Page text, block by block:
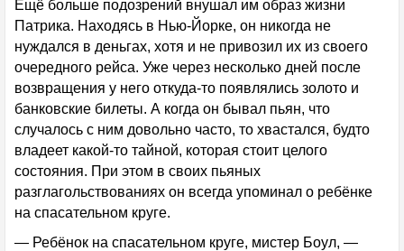
Ещё больше подозрений внушал им образ жизни
Патрика. Находясь в Нью-Йорке, он никогда не
нуждался в деньгах, хотя и не привозил их из своего
очередного рейса. Уже через несколько дней после
возвращения у него откуда-то появлялись золото и
банковские билеты. А когда он бывал пьян, что
случалось с ним довольно часто, то хвастался, будто
владеет какой-то тайной, которая стоит целого
состояния. При этом в своих пьяных
разглагольствованиях он всегда упоминал о ребёнке
на спасательном круге.
— Ребёнок на спасательном круге, мистер Боул, —